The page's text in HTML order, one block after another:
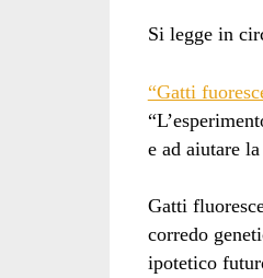
che
vedono
Si legge in
“Gatti
e ad aiutare
Gatti
corredo
ipotetico